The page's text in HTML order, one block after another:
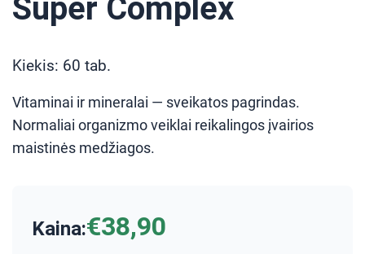
Super Complex
Kiekis: 60 tab.
Vitaminai ir mineralai — sveikatos pagrindas.
Normaliai organizmo veiklai reikalingos įvairios
maistinės medžiagos.
Kaina:€38,90